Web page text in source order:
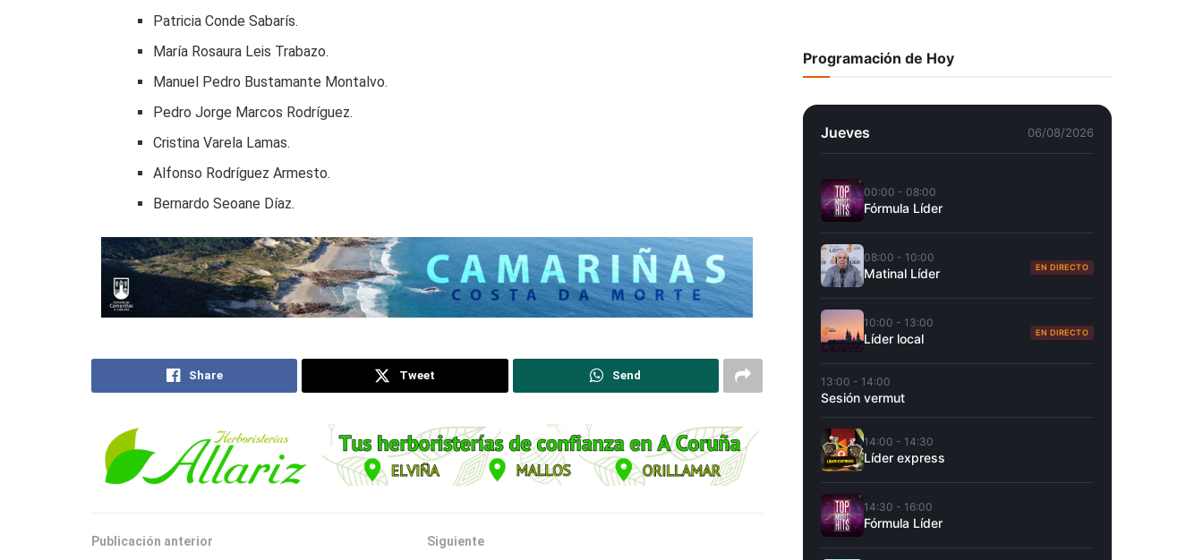
Patricia Conde Sabarís.
María Rosaura Leis Trabazo.
Manuel Pedro Bustamante Montalvo.
Pedro Jorge Marcos Rodríguez.
Cristina Varela Lamas.
Alfonso Rodríguez Armesto.
Bernardo Seoane Díaz.
Share Tweet Send
Publicación anterior Siguiente
Programación de Hoy
Jueves 06/08/2026
00:00 - 08:00
Fórmula Líder
08:00 - 10:00
Matinal Líder EN DIRECTO
10:00 - 13:00
Líder local EN DIRECTO
13:00 - 14:00
Sesión vermut
14:00 - 14:30
Líder express
14:30 - 16:00
Fórmula Líder